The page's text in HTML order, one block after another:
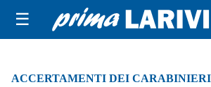
☰
ACCERTAMENTI DEI CARABINIERI